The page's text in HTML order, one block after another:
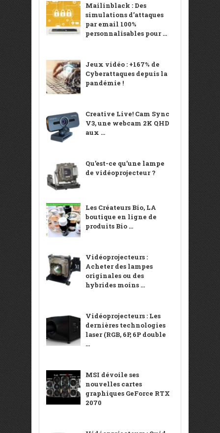
Mailinblack : Des
simulations d’attaques
par email 100%
personnalisables pour ...
Jeux vidéo : +167% de
Cyberattaques depuis la
pandémie !
Creative Live! Cam Sync
V3, une webcam 2K QHD
aux ...
Qu’est-ce qu’une lampe
de vidéoprojecteur ?
Les Créateurs Bio, LA
boutique en ligne de
produits Bio ...
Vidéoprojecteurs :
Acheter des lampes
originales ou des
hybrides moins ...
Vidéoprojecteurs : Les
dernières technologies
laser (RGB, 6P, 6P double
...
MSI dévoile ses
nouvelles cartes
graphiques GeForce RTX
2070